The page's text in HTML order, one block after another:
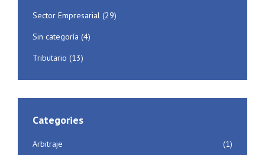
Sector Empresarial (29)
Sin categoría (4)
Tributario (13)
Categories
Arbitraje
(1)